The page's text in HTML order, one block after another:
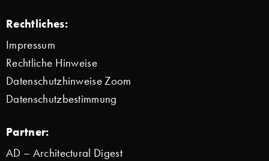
Rechtliches:
Impressum
Rechtliche Hinweise
Datenschutzhinweise Zoom
Datenschutzbestimmung
Partner:
AD – Architectural Digest